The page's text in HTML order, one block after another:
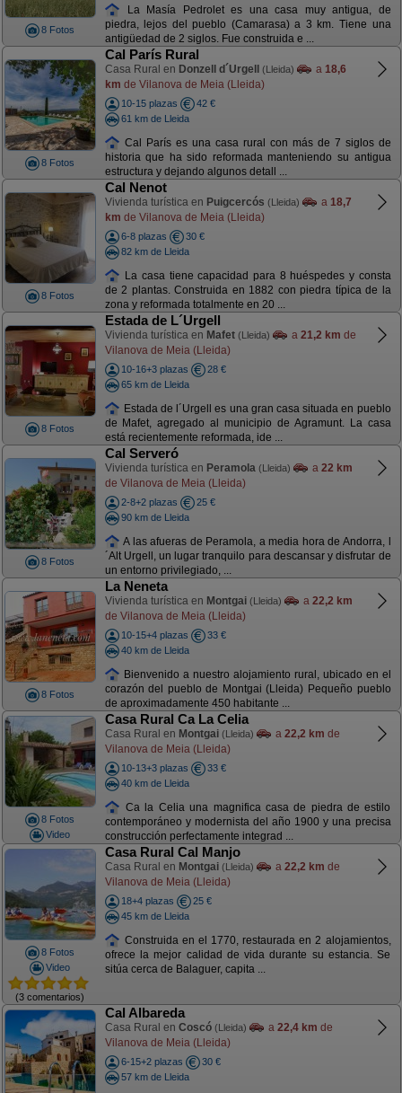
8 Fotos
La Masía Pedrolet es una casa muy antigua, de
piedra, lejos del pueblo (Camarasa) a 3 km. Tiene una
antigüedad de 2 siglos. Fue construida e ...
8 Fotos
Cal París Rural
Casa Rural en Donzell d´Urgell (Lleida) a 18,6
km de Vilanova de Meia (Lleida)
10-15 plazas
42 €
61 km de Lleida
Cal París es una casa rural con más de 7 siglos de
historia que ha sido reformada manteniendo su antigua
estructura y dejando algunos detall ...
8 Fotos
Cal Nenot
Vivienda turística en Puigcercós (Lleida) a 18,7
km de Vilanova de Meia (Lleida)
6-8 plazas
30 €
82 km de Lleida
La casa tiene capacidad para 8 huéspedes y consta
de 2 plantas. Construida en 1882 con piedra típica de la
zona y reformada totalmente en 20 ...
8 Fotos
Estada de L´Urgell
Vivienda turística en Mafet (Lleida) a 21,2 km de
Vilanova de Meia (Lleida)
10-16+3 plazas
28 €
65 km de Lleida
Estada de l´Urgell es una gran casa situada en pueblo
de Mafet, agregado al municipio de Agramunt. La casa
está recientemente reformada, ide ...
8 Fotos
Cal Serveró
Vivienda turística en Peramola (Lleida) a 22 km
de Vilanova de Meia (Lleida)
2-8+2 plazas
25 €
90 km de Lleida
A las afueras de Peramola, a media hora de Andorra, l
´Alt Urgell, un lugar tranquilo para descansar y disfrutar de
un entorno privilegiado, ...
8 Fotos
La Neneta
Vivienda turística en Montgai (Lleida) a 22,2 km
de Vilanova de Meia (Lleida)
10-15+4 plazas
33 €
40 km de Lleida
Bienvenido a nuestro alojamiento rural, ubicado en el
corazón del pueblo de Montgai (Lleida) Pequeño pueblo
de aproximadamente 450 habitante ...
8 Fotos
Video
Casa Rural Ca La Celia
Casa Rural en Montgai (Lleida) a 22,2 km de
Vilanova de Meia (Lleida)
10-13+3 plazas
33 €
40 km de Lleida
Ca la Celia una magnifica casa de piedra de estilo
contemporáneo y modernista del año 1900 y una precisa
construcción perfectamente integrad ...
8 Fotos
Video
(3 comentarios)
Casa Rural Cal Manjo
Casa Rural en Montgai (Lleida) a 22,2 km de
Vilanova de Meia (Lleida)
18+4 plazas
25 €
45 km de Lleida
Construida en el 1770, restaurada en 2 alojamientos,
ofrece la mejor calidad de vida durante su estancia. Se
sitúa cerca de Balaguer, capita ...
Cal Albareda
Casa Rural en Coscó (Lleida) a 22,4 km de
Vilanova de Meia (Lleida)
6-15+2 plazas
30 €
57 km de Lleida